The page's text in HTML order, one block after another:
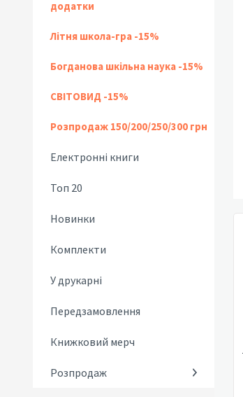
додатки
Літня школа-гра -15%
Богданова шкільна наука -15%
СВІТОВИД -15%
Розпродаж 150/200/250/300 грн
Електронні книги
Топ 20
Новинки
Комплекти
У друкарні
Передзамовлення
Книжковий мерч
Розпродаж